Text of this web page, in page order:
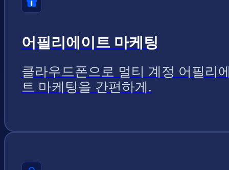
어필리에이트 마케팅
클라우드폰으로 멀티 계정 어필리
트 마케팅을 간편하게.